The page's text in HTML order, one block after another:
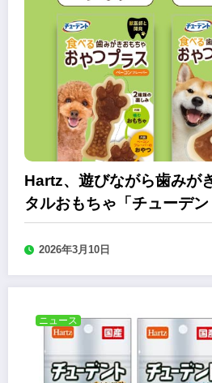
Hartz、遊びながら歯みが
タルおもちゃ「チューデン
2026年3月10日
ニュース